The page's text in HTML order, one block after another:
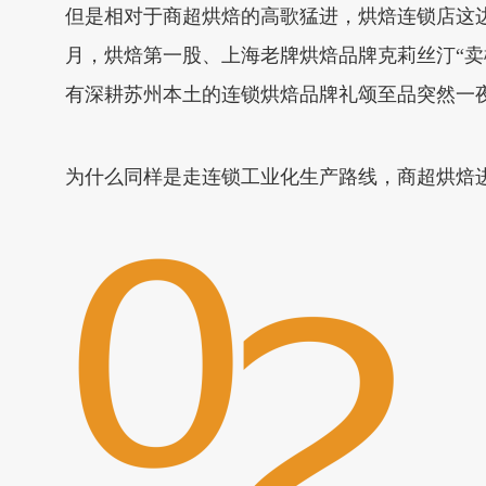
但是相对于商超烘焙的高歌猛进，烘焙连锁店
月，烘焙第一股、上海老牌烘焙品牌克莉丝汀“
有深耕苏州本土的连锁烘焙品牌礼颂至品突然一
为什么同样是走连锁工业化生产路线，商超烘焙